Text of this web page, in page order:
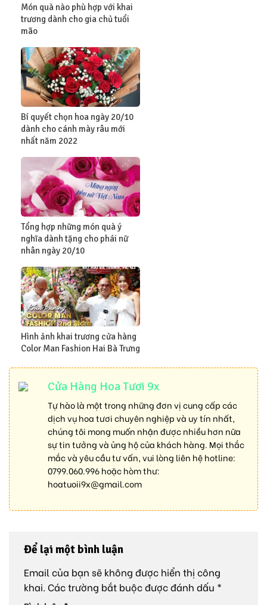
Món quà nào phù hợp với khai
trương dành cho gia chủ tuổi
mão
Bí quyết chọn hoa ngày 20/10
dành cho cánh mày râu mới
nhất năm 2022
Tổng hợp những món quà ý
nghĩa dành tặng cho phái nữ
nhân ngày 20/10
Hình ảnh khai trương cửa hàng
Color Man Fashion Hai Bà Trưng
Cửa Hàng Hoa Tươi 9x
Tự hào là một trong những đơn vị cung cấp các
dịch vụ hoa tươi chuyên nghiệp và uy tín nhất,
chúng tôi mong muốn nhận được nhiều hơn nữa
sự tin tưởng và ủng hộ của khách hàng. Mọi thắc
mắc và yêu cầu tư vấn, vui lòng liên hệ hotline:
0799.060.996hoặc hòm thư:
hoatuoii9x@gmail.com
Để lại một bình luận
Email của bạn sẽ không được hiển thị công
khai. Các trường bắt buộc được đánh dấu *